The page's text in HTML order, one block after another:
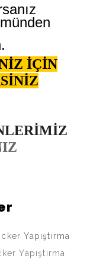
İÇİN
Yapıştırma